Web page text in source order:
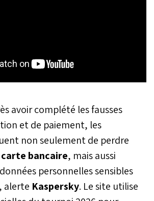
avoir complété les fausses
et de paiement, les
non seulement de perdre
carte bancaire, mais aussi
personnelles sensibles
alerte Kaspersky. Le site utilise